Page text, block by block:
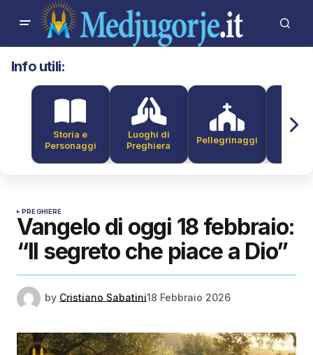
Info utili:
Storia e
Personaggi
Luoghi di
Preghiera
Pellegrinaggi
PREGHIERE
Vangelo di oggi 18 febbraio:
“Il segreto che piace a Dio”
by Cristiano Sabatini18 Febbraio 2026